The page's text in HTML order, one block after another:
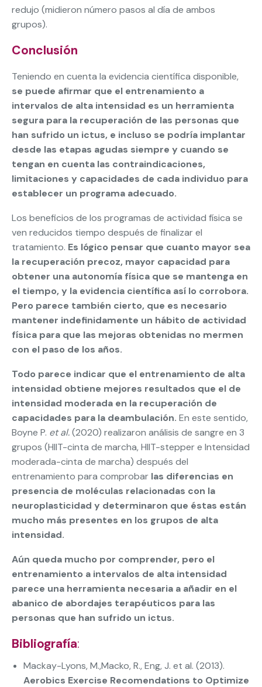
redujo (midieron número pasos al día de ambos
grupos).
Conclusión
Teniendo en cuenta la evidencia científica disponible,
se puede afirmar que el entrenamiento a
intervalos de alta intensidad es un herramienta
segura para la recuperación de las personas que
han sufrido un ictus, e incluso se podría implantar
desde las etapas agudas siempre y cuando se
tengan en cuenta las contraindicaciones,
limitaciones y capacidades de cada individuo para
establecer un programa adecuado.
Los beneficios de los programas de actividad física se
ven reducidos tiempo después de finalizar el
tratamiento. Es lógico pensar que cuanto mayor sea
la recuperación precoz, mayor capacidad para
obtener una autonomía física que se mantenga en
el tiempo, y la evidencia científica así lo corrobora.
Pero parece también cierto, que es necesario
mantener indefinidamente un hábito de actividad
física para que las mejoras obtenidas no mermen
con el paso de los años.
Todo parece indicar que el entrenamiento de alta
intensidad obtiene mejores resultados que el de
intensidad moderada en la recuperación de
capacidades para la deambulación. En este sentido,
Boyne P. et al.(2020) realizaron análisis de sangre en 3
grupos (HIIT-cinta de marcha, HIIT-stepper e Intensidad
moderada-cinta de marcha) después del
entrenamiento para comprobar las diferencias en
presencia de moléculas relacionadas con la
neuroplasticidad y determinaron que éstas están
mucho más presentes en los grupos de alta
intensidad.
Aún queda mucho por comprender, pero el
entrenamiento a intervalos de alta intensidad
parece una herramienta necesaria a añadir en el
abanico de abordajes terapéuticos para las
personas que han sufrido un ictus.
Bibliografía:
Mackay-Lyons, M.,Macko, R., Eng, J. et al. (2013).
Aerobics Exercise Recomendations to Optimize